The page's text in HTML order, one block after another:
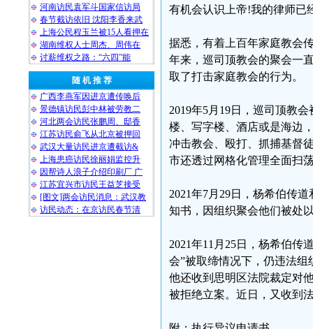
河南访民袁军斗国家信访局
春节截访依旧 沈阳李香来武
上海公民程玉兰被15人看押在
湖南维权人士周杰、周伟在
讨薪维权之路：“六四”能
随 机 推 荐
广西李燕军因进京遭传唤后
景德镇访民彭中林被劳教二
河北两会访民张鹏周、邸香
江苏访民俞飞从北京被押回
武汉大量访民进京遭截访&
上海患癌访民徐丽娟监控升
因帮诗人浪子介绍印刷厂 广
江苏宜兴市访民王益芝接受
[图文]两会访民消息：武汉教
访民动态：在京访民春节清
有机会认识上帝!我的律师已
据悉，有着上百年家庭教会
年来，巡司顶教会的聚会一
取了打击家庭教会的行为。
2019年5月19日，巡司顶教
楼、写字楼、酒店或是海边
冲击教会、殴打、抓捕基督
市还透过网格化管理全面扫
2021年7月29日，杨希伯传
知书，因组织聚会他们被处
2021年11月25日，杨希伯传
会”被取缔情况下，仍违法
他还收到思明区法院裁定对
被拒绝立案。近日，又收到